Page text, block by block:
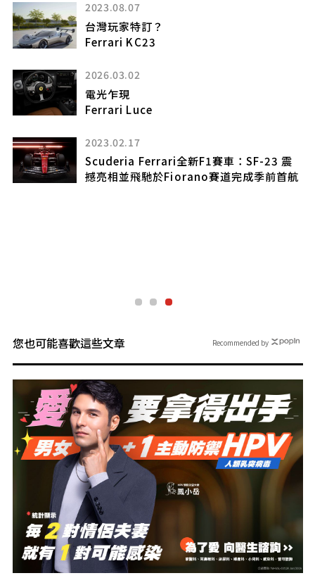
2023.08.07
台灣玩家特訂？
Ferrari KC23
2026.03.02
電光乍現
Ferrari Luce
2023.02.17
Scuderia Ferrari全新F1賽車：SF-23 震
撼亮相並飛馳於Fiorano賽道完成季前首航
您也可能喜歡這些文章 Recommended by